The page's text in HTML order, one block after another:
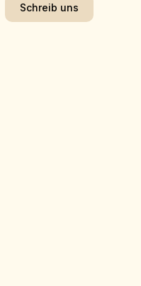
Schreib uns